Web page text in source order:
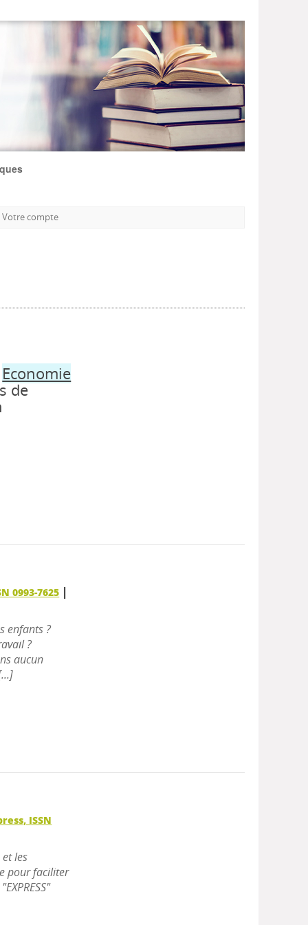
Votre compte
Economie
de
0993-7625 |
enfants ?
?
aucun
ISSN
les
pour faciliter